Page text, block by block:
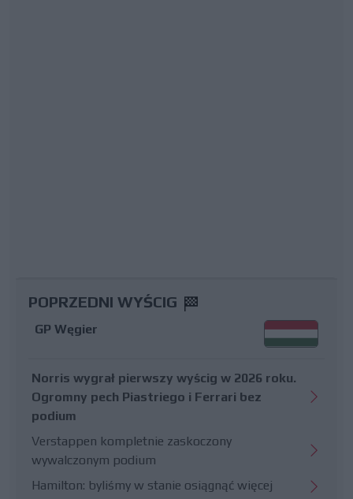
POPRZEDNI WYŚCIG
GP Węgier
Norris wygrał pierwszy wyścig w 2026 roku.
Ogromny pech Piastriego i Ferrari bez
podium
Verstappen kompletnie zaskoczony
wywalczonym podium
Hamilton: byliśmy w stanie osiągnąć więcej